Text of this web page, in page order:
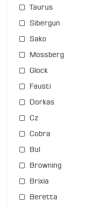
Taurus
Sibergun
Sako
Mossberg
Glock
Fausti
Dorkas
Cz
Cobra
Bul
Browning
Brixia
Beretta